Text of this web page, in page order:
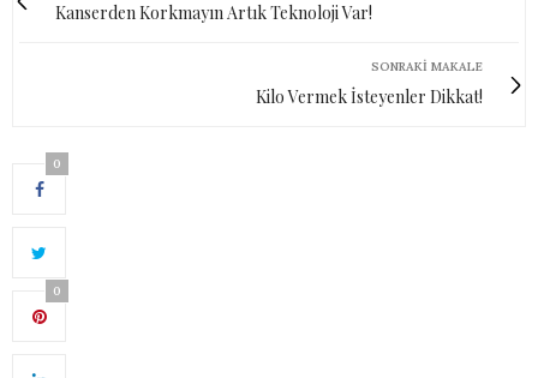
Kanserden Korkmayın Artık Teknoloji Var!
SONRAKI MAKALE
Kilo Vermek İsteyenler Dikkat!
0
0